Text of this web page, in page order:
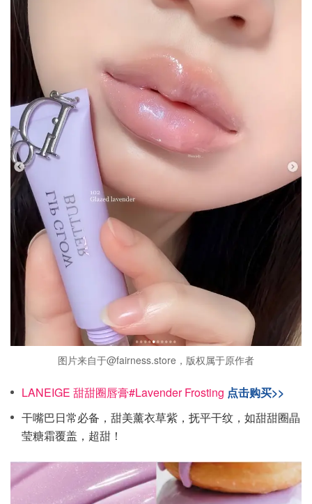
图片来自于@fairness.store，版权属于原作者
LANEIGE 甜甜圈唇膏#Lavender Frosting 点击购买>>
干嘴巴日常必备，甜美薰衣草紫，抚平干纹，如甜甜圈晶
莹糖霜覆盖，超甜！